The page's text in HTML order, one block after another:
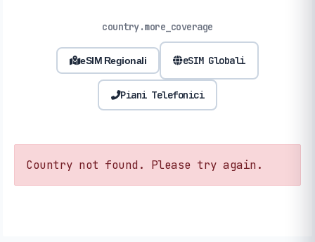
country.more_coverage
eSIM Regionali eSIM Globali
Piani Telefonici
Country not found. Please try again.